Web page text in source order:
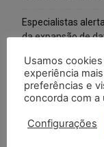
Especialistas
da expansão de
TSE reforça que
invioláveis após
STF inicia
dos jogos de azar
Usamos
experiência
preferências e
concorda com a
Configurações